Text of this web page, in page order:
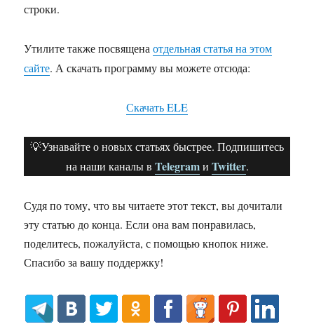
строки.
Утилите также посвященаотдельная статья на этом
сайте. А скачать программу вы можете отсюда:
Скачать ELE
💡Узнавайте о новых статьях быстрее. Подпишитесь
на наши каналы в Telegramи Twitter.
Судя по тому, что вы читаете этот текст, вы дочитали
эту статью до конца. Если она вам понравилась,
поделитесь, пожалуйста, с помощью кнопок ниже.
Спасибо за вашу поддержку!